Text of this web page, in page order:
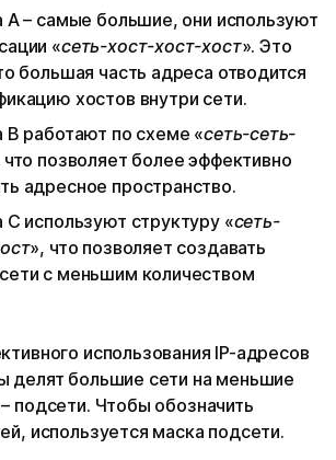
A – самые большие, они используют
«сеть-хост-хост-хост». Это
большая часть адреса отводится
хостов внутри сети.
B работают по схеме «сеть-сеть-
что позволяет более эффективно
адресное пространство.
C используют структуру «сеть-
», что позволяет создавать
с меньшим количеством
использования IP-адресов
делят большие сети на меньшие
подсети. Чтобы обозначить
используется маска подсети.